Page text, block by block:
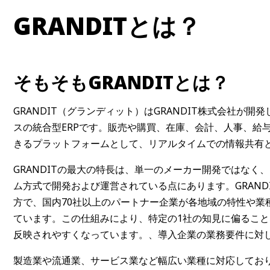
GRANDITとは？
そもそもGRANDITとは？
GRANDIT（グランディット）はGRANDIT株式会社が開
スの統合型ERPです。販売や購買、在庫、会計、人事、
きるプラットフォームとして、リアルタイムでの情報共有
GRANDITの最大の特長は、単一のメーカー開発ではなく
ム方式で開発および運営されている点にあります。
方で、国内70社以上のパートナー企業が各地域の特性や
ています。この仕組みにより、特定の1社の知見に偏るこ
反映されやすくなっています。、導入企業の業務要件に対
製造業や流通業、サービス業など幅広い業種に対応して